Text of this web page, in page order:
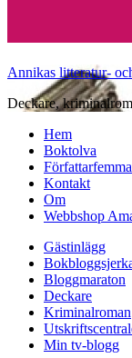
Annikas litteratur-
Deckare,
Hem
Boktolva
Kontakt
Om
Webbshop
Gästinlägg
Bloggmaraton
Deckare
Kriminalroman
Min tv-blogg